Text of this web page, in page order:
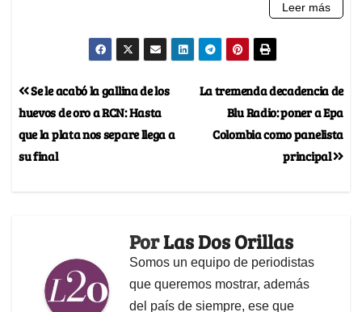
La tremenda decadencia de
Blu Radio: poner a Epa
Colombia como panelista
principal
Se le acabó la gallina de los
huevos de oro a RCN: Hasta
que la plata nos separe llega a
su final
PorLas Dos Orillas
Somos un equipo de periodistas
que queremos mostrar, además
del país de siempre, ese que